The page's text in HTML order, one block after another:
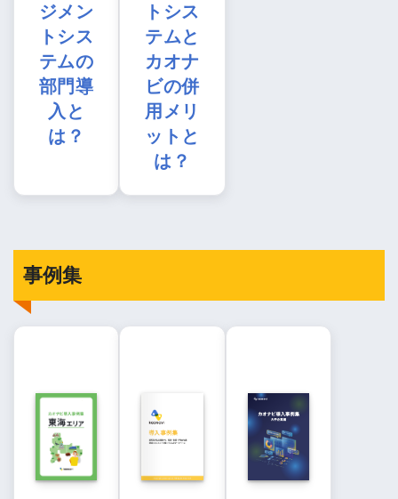
ジメン
トシス
テムの
部門導
入と
は？
トシス
テムと
カオナ
ビの併
用メリ
ットと
は？
事例集